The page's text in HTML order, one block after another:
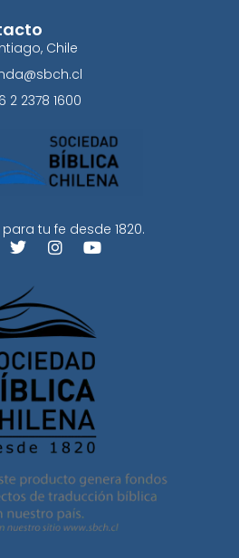
tu fe desde 1820.
Chile
2 2378 1600